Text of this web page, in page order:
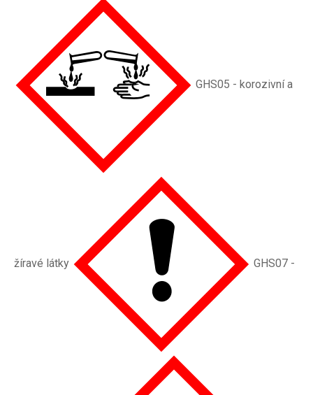
GHS05 - korozivní a
žíravé látky GHS07 -